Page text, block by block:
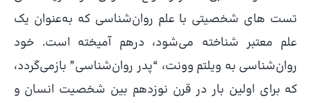
تست‌ های شخصیتی با علم روان‌شناسی که به‌عنوان یک
علم معتبر شناخته می‌شود، درهم‌ آمیخته است. خود
روان‌شناسی به ویلتم وونت، “پدر روان‌شناسی” بازمی‌گردد،
که برای اولین بار در قرن نوزدهم بین شخصیت انسان و